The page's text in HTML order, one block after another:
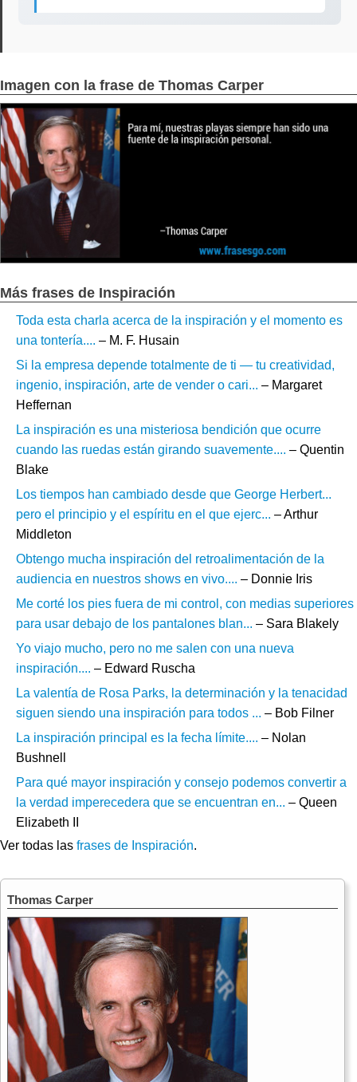
Imagen con la frase de Thomas Carper
Más frases de Inspiración
Toda esta charla acerca de la inspiración y el momento es
una tontería.... – M. F. Husain
Si la empresa depende totalmente de ti — tu creatividad,
ingenio, inspiración, arte de vender o cari... – Margaret
Heffernan
La inspiración es una misteriosa bendición que ocurre
cuando las ruedas están girando suavemente.... – Quentin
Blake
Los tiempos han cambiado desde que George Herbert...
pero el principio y el espíritu en el que ejerc... – Arthur
Middleton
Obtengo mucha inspiración del retroalimentación de la
audiencia en nuestros shows en vivo.... – Donnie Iris
Me corté los pies fuera de mi control, con medias superiores
para usar debajo de los pantalones blan... – Sara Blakely
Yo viajo mucho, pero no me salen con una nueva
inspiración.... – Edward Ruscha
La valentía de Rosa Parks, la determinación y la tenacidad
siguen siendo una inspiración para todos ... – Bob Filner
La inspiración principal es la fecha límite.... – Nolan
Bushnell
Para qué mayor inspiración y consejo podemos convertir a
la verdad imperecedera que se encuentran en... – Queen
Elizabeth II
Ver todas las frases de Inspiración.
Thomas Carper